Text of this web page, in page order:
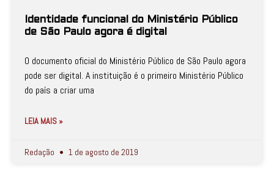
Identidade funcional do Ministério Público
de São Paulo agora é digital
O documento oficial do Ministério Público de São Paulo agora
pode ser digital. A instituição é o primeiro Ministério Público
do país a criar uma
LEIA MAIS »
Redação 1 de agosto de 2019